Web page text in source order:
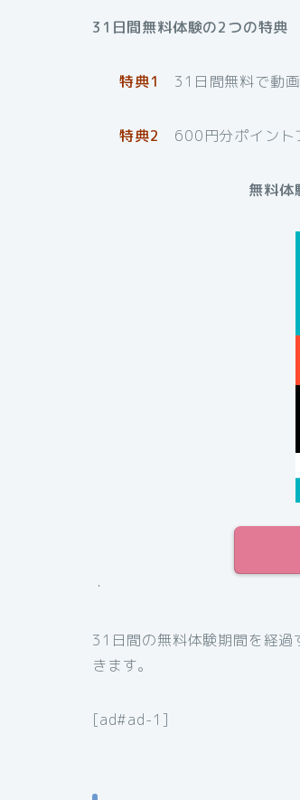
31日間無料体験の2つの特典
特典1 31日間無料で動画
特典2 600円分ポイント
無料体
・
31日間の無料体験期間を経
きます。
[ad#ad-1]